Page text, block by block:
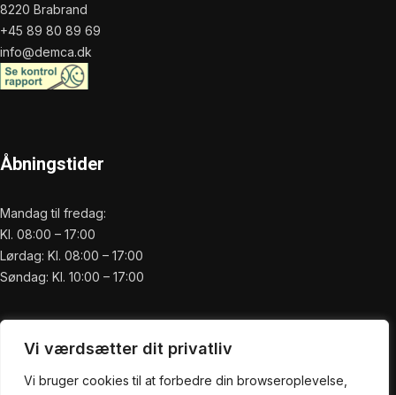
Vi værdsætter dit privatliv
Vi bruger cookies til at forbedre din browseroplevelse,
8220 Brabrand
+45 89 80 89 69
info@demca.dk
Åbningstider
Mandag til fredag:
Kl. 08:00 – 17:00
Lørdag: Kl. 08:00 – 17:00
Søndag: Kl. 10:00 – 17:00
Praktisk
Forside